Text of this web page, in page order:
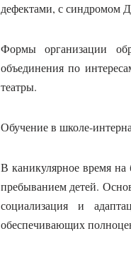
дефектами, с синдромом
Формы организации
объединения по
театры.
Обучение в школе-
В каникулярное время на
пребыванием детей.
социализация и
обеспечивающих